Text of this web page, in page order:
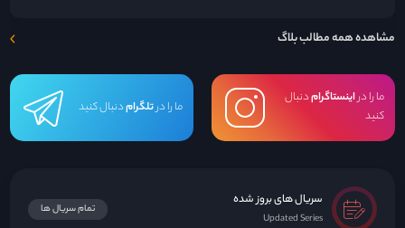
مشاهده همه مطالب بلاگ
ما را دراینستاگرامدنبال
کنید
ما را درتلگرامدنبال کنید
سریال های بروز شده
Updated Series
تمام سریال ها